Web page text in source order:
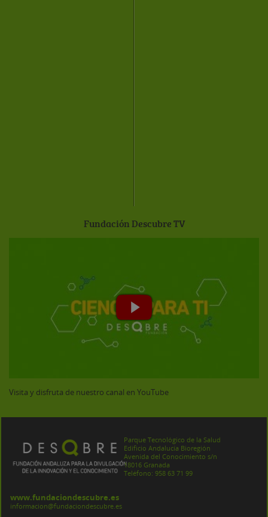
Fundación Descubre TV
Visita y disfruta de nuestro canal en YouTube
Parque Tecnológico de la Salud
Edificio Andalucía Bioregión
Avenida del Conocimiento s/n
18016 Granada
Teléfono: 958 63 71 99
www.fundaciondescubre.es
informacion@fundaciondescubre.es